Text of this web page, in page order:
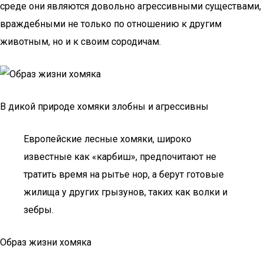
среде они являются довольно агрессивными существами,
враждебными не только по отношению к другим
животным, но и к своим сородичам.
В дикой природе хомяки злобны и агрессивны
Европейские лесные хомяки, широко
известные как «карбиш», предпочитают не
тратить время на рытье нор, а берут готовые
жилища у других грызунов, таких как волки и
зебры.
Образ жизни хомяка